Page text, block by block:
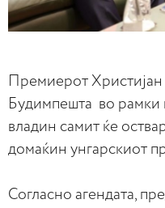
Премиерот
Будимпешта во рамки
владин самит ќе
домаќин унгарскиот
Согласно агендата,